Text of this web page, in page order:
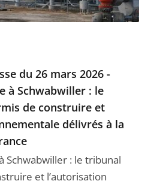
du 26 mars 2026 -
à Schwabwiller : le
de construire et
délivrés à la
Schwabwiller : le tribunal
et l’autorisation